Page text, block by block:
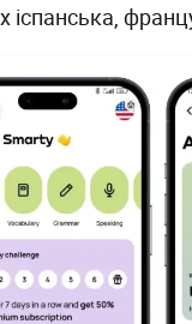
іспанська,